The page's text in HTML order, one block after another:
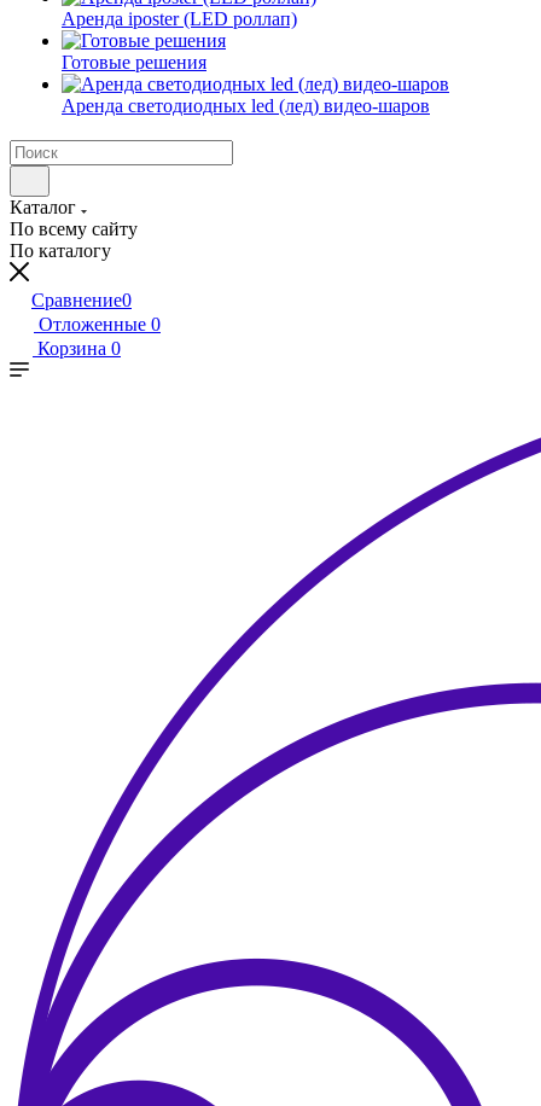
Аренда iposter (LED роллап)
Готовые решения
Аренда светодиодных led (лед) видео-шаров
Каталог
По всему сайту
По каталогу
Сравнение0
Отложенные 0
Корзина 0